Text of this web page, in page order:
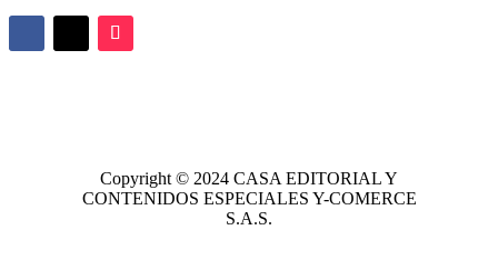
Copyright © 2024 CASA EDITORIALY
CONTENIDOS ESPECIALES Y-COMERCE
S.A.S.